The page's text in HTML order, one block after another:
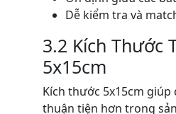
Dễ kiểm tra và
3.2 Kích Thước
5x15cm
Kích thước 5x15cm
thuận tiện hơn trong